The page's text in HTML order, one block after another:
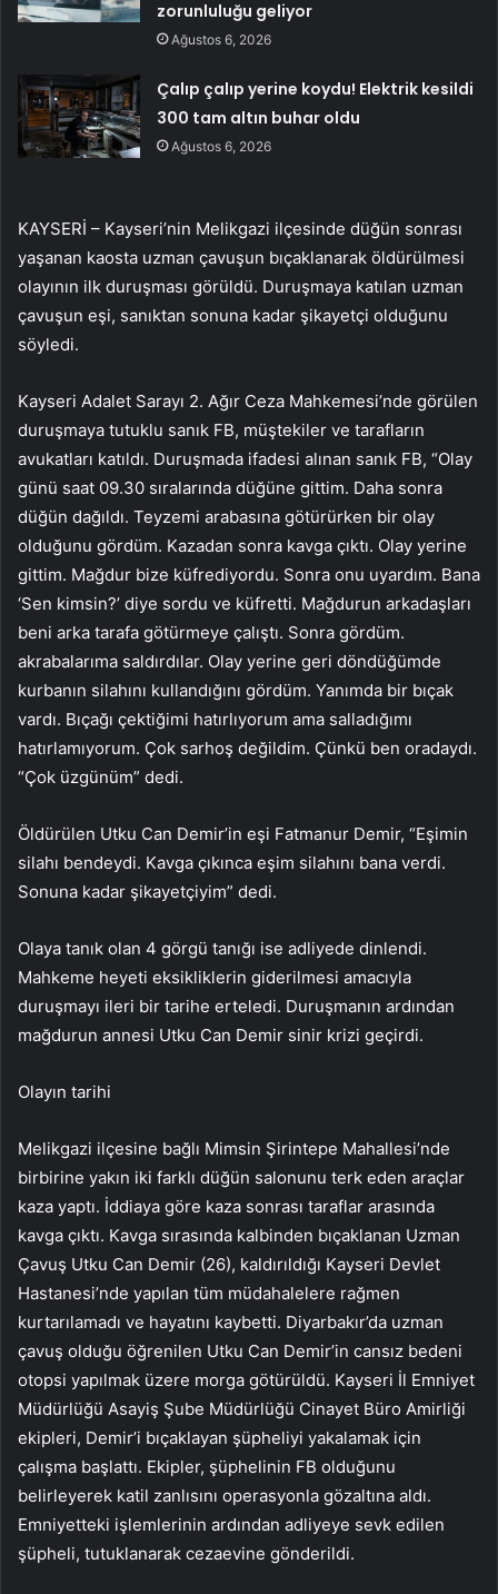
zorunluluğu geliyor
Ağustos 6, 2026
Çalıp çalıp yerine koydu! Elektrik kesildi
300 tam altın buhar oldu
Ağustos 6, 2026
KAYSERİ – Kayseri’nin Melikgazi ilçesinde düğün sonrası
yaşanan kaosta uzman çavuşun bıçaklanarak öldürülmesi
olayının ilk duruşması görüldü. Duruşmaya katılan uzman
çavuşun eşi, sanıktan sonuna kadar şikayetçi olduğunu
söyledi.
Kayseri Adalet Sarayı 2. Ağır Ceza Mahkemesi’nde görülen
duruşmaya tutuklu sanık FB, müştekiler ve tarafların
avukatları katıldı. Duruşmada ifadesi alınan sanık FB, “Olay
günü saat 09.30 sıralarında düğüne gittim. Daha sonra
düğün dağıldı. Teyzemi arabasına götürürken bir olay
olduğunu gördüm. Kazadan sonra kavga çıktı. Olay yerine
gittim. Mağdur bize küfrediyordu. Sonra onu uyardım. Bana
‘Sen kimsin?’ diye sordu ve küfretti. Mağdurun arkadaşları
beni arka tarafa götürmeye çalıştı. Sonra gördüm.
akrabalarıma saldırdılar. Olay yerine geri döndüğümde
kurbanın silahını kullandığını gördüm. Yanımda bir bıçak
vardı. Bıçağı çektiğimi hatırlıyorum ama salladığımı
hatırlamıyorum. Çok sarhoş değildim. Çünkü ben oradaydı.
“Çok üzgünüm” dedi.
Öldürülen Utku Can Demir’in eşi Fatmanur Demir, “Eşimin
silahı bendeydi. Kavga çıkınca eşim silahını bana verdi.
Sonuna kadar şikayetçiyim” dedi.
Olaya tanık olan 4 görgü tanığı ise adliyede dinlendi.
Mahkeme heyeti eksikliklerin giderilmesi amacıyla
duruşmayı ileri bir tarihe erteledi. Duruşmanın ardından
mağdurun annesi Utku Can Demir sinir krizi geçirdi.
Olayın tarihi
Melikgazi ilçesine bağlı Mimsin Şirintepe Mahallesi’nde
birbirine yakın iki farklı düğün salonunu terk eden araçlar
kaza yaptı. İddiaya göre kaza sonrası taraflar arasında
kavga çıktı. Kavga sırasında kalbinden bıçaklanan Uzman
Çavuş Utku Can Demir (26), kaldırıldığı Kayseri Devlet
Hastanesi’nde yapılan tüm müdahalelere rağmen
kurtarılamadı ve hayatını kaybetti. Diyarbakır’da uzman
çavuş olduğu öğrenilen Utku Can Demir’in cansız bedeni
otopsi yapılmak üzere morga götürüldü. Kayseri İl Emniyet
Müdürlüğü Asayiş Şube Müdürlüğü Cinayet Büro Amirliği
ekipleri, Demir’i bıçaklayan şüpheliyi yakalamak için
çalışma başlattı. Ekipler, şüphelinin FB olduğunu
belirleyerek katil zanlısını operasyonla gözaltına aldı.
Emniyetteki işlemlerinin ardından adliyeye sevk edilen
şüpheli, tutuklanarak cezaevine gönderildi.